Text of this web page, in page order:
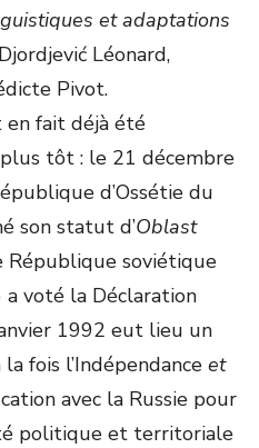
et adaptations
Léonard,
Pivot.
en fait déjà été
tôt : le 21 décembre
d’Ossétie du
son statut d’Oblast
soviétique
a voté la Déclaration
1992 eut lieu un
fois l’Indépendance et
avec la Russie pour
politique et territoriale